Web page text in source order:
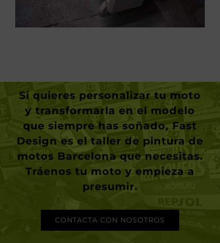
Si quieres personalizar tu moto
y transformarla en el modelo
que siempre has soñado, Fast
Design es el taller de pintura de
motos Barcelona que necesitas.
Tráenos tu moto y empieza a
presumir.
CONTACTA CON NOSOTROS